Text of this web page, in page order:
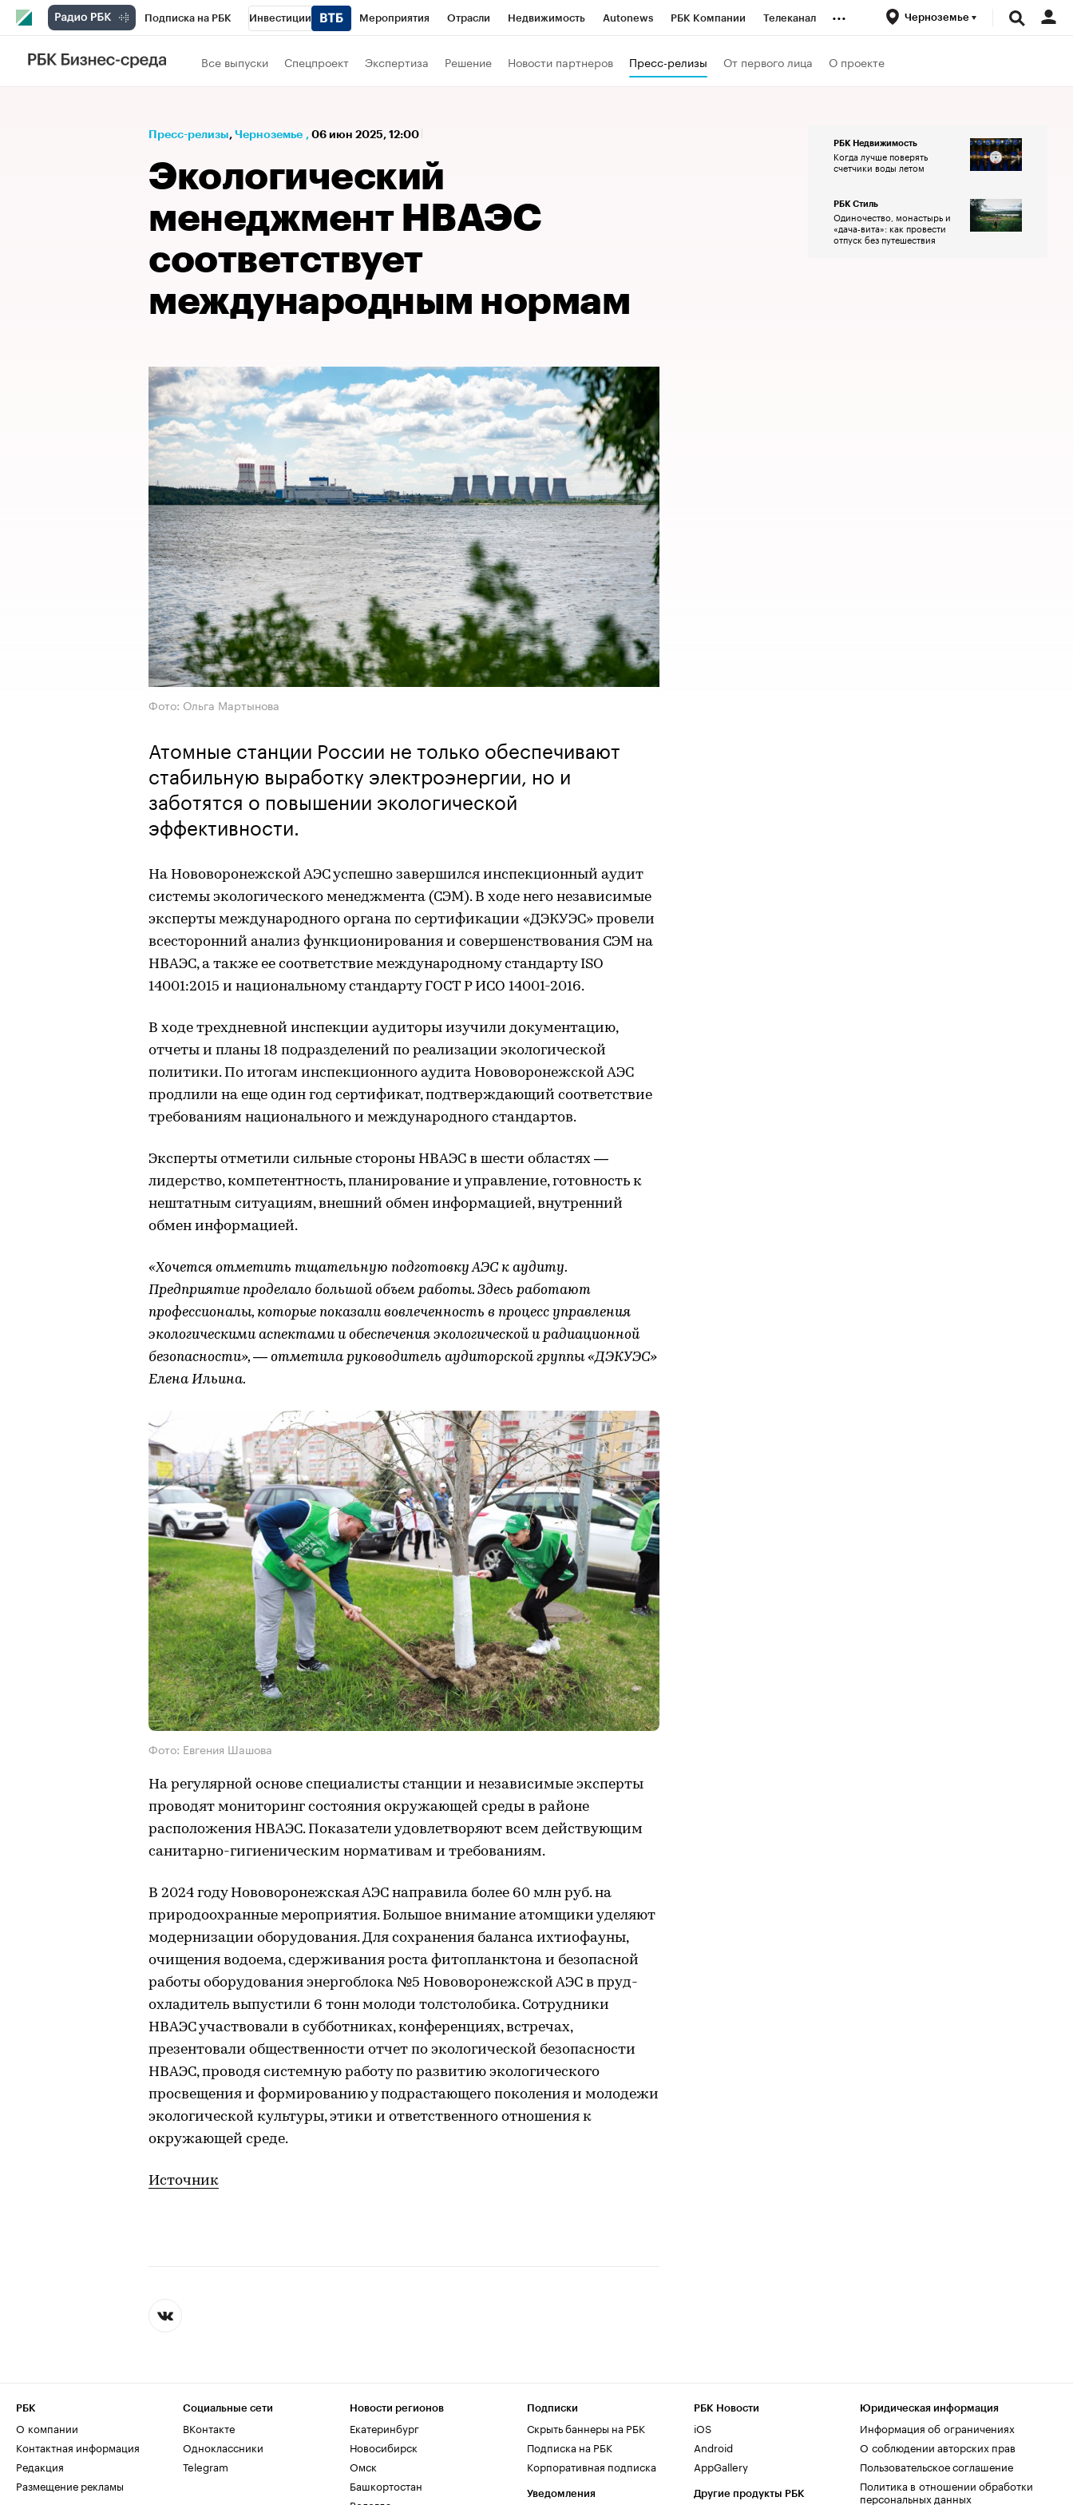
Подписка на РБК Инвестиции Мероприятия Отрасли Недвижимость Autonews РБК Компании Телеканал
РБК Вино
Проверка контрагентов Бизнес
... Черноземье
Все выпуски Спецпроект Экспертиза Решение Новости партнеров Пресс-релизы От первого лица О проекте
Пресс-релизы⁠, Черноземье , 06 июн 2025, 12:00
Экологический
менеджмент НВАЭС
соответствует
международным нормам
Фото: Ольга Мартынова
Атомные станции России не только обеспечивают
стабильную выработку электроэнергии, но и
заботятся о повышении экологической
эффективности.
На Нововоронежской АЭС успешно завершился инспекционный аудит
системы экологического менеджмента (СЭМ). В ходе него независимые
эксперты международного органа по сертификации «ДЭКУЭС» провели
всесторонний анализ функционирования и совершенствования СЭМ на
НВАЭС, а также ее соответствие международному стандарту ISO
14001:2015 и национальному стандарту ГОСТ Р ИСО 14001-2016.
В ходе трехдневной инспекции аудиторы изучили документацию,
отчеты и планы 18 подразделений по реализации экологической
политики. По итогам инспекционного аудита Нововоронежской АЭС
продлили на еще один год сертификат, подтверждающий соответствие
требованиям национального и международного стандартов.
Эксперты отметили сильные стороны НВАЭС в шести областях —
лидерство, компетентность, планирование и управление, готовность к
нештатным ситуациям, внешний обмен информацией, внутренний
обмен информацией.
«Хочется отметить тщательную подготовку АЭС к аудиту.
Предприятие проделало большой объем работы. Здесь работают
профессионалы, которые показали вовлеченность в процесс управления
экологическими аспектами и обеспечения экологической и радиационной
безопасности», — отметила руководитель аудиторской группы «ДЭКУЭС»
Елена Ильина.
Фото: Евгения Шашова
На регулярной основе специалисты станции и независимые эксперты
проводят мониторинг состояния окружающей среды в районе
расположения НВАЭС. Показатели удовлетворяют всем действующим
санитарно-гигиеническим нормативам и требованиям.
В 2024 году Нововоронежская АЭС направила более 60 млн руб. на
природоохранные мероприятия. Большое внимание атомщики уделяют
модернизации оборудования. Для сохранения баланса ихтиофауны,
очищения водоема, сдерживания роста фитопланктона и безопасной
работы оборудования энергоблока №5 Нововоронежской АЭС в пруд-
охладитель выпустили 6 тонн молоди толстолобика. Сотрудники
НВАЭС участвовали в субботниках, конференциях, встречах,
презентовали общественности отчет по экологической безопасности
НВАЭС, проводя системную работу по развитию экологического
просвещения и формированию у подрастающего поколения и молодежи
экологической культуры, этики и ответственного отношения к
окружающей среде.
Источник
РБК Недвижимость
Когда лучше поверять
счетчики воды летом
РБК Стиль
Одиночество, монастырь и
«дача-вита»: как провести
отпуск без путешествия
РБК
О компании
Контактная информация
Редакция
Размещение рекламы
Социальные сети
ВКонтакте
Одноклассники
Telegram
Новости регионов
Екатеринбург
Новосибирск
Омск
Башкортостан
Подписки
Скрыть баннеры на РБК
Подписка на РБК
Корпоративная подписка
Уведомления
РБК Новости
iOS
Android
AppGallery
Другие продукты РБК
Юридическая информация
Информация об ограничениях
О соблюдении авторских прав
Пользовательское соглашение
Политика в отношении обработки
персональных данных